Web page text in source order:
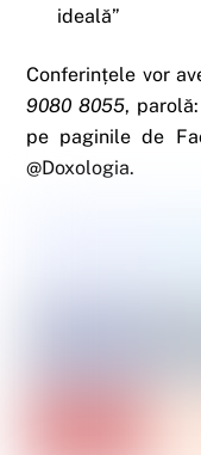
ideală”
Conferințele vor
9080 8055,
pe paginile de
@Doxologia.